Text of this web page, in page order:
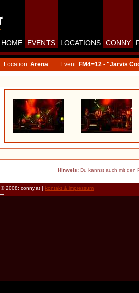
HOME EVENTS LOCATIONS CONNY
Location: Arena Event: FM4=12 - "Jarvis
Hinweis:Du kannst auch mit den
© 2008: conny.at | kontakt & impressum